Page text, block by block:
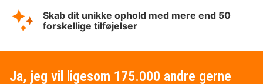
Skab dit unikke ophold med mere end 50
forskellige tilføjelser
Ja, jeg vil ligesom 175.000 andre gerne